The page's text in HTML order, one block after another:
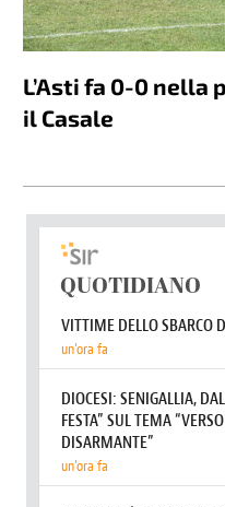
L’Asti fa 0-0 nella
il Casale